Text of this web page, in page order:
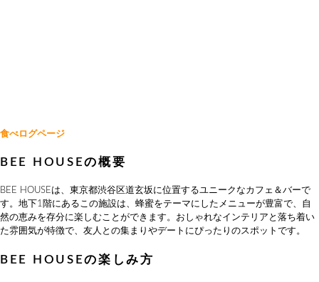
食べログページ
BEE HOUSEの概要
BEE HOUSEは、東京都渋谷区道玄坂に位置するユニークなカフェ＆バーで
す。地下1階にあるこの施設は、蜂蜜をテーマにしたメニューが豊富で、自
然の恵みを存分に楽しむことができます。おしゃれなインテリアと落ち着い
た雰囲気が特徴で、友人との集まりやデートにぴったりのスポットです。
BEE HOUSEの楽しみ方